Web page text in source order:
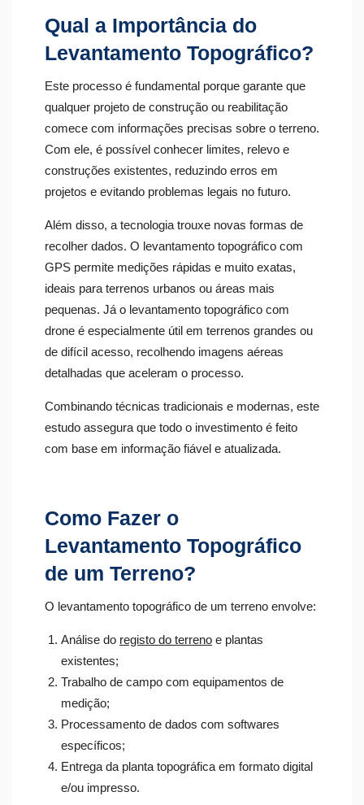
Qual a Importância do
Levantamento Topográfico?
Este processo é fundamental porque garante que
qualquer projeto de construção ou reabilitação
comece com informações precisas sobre o terreno.
Com ele, é possível conhecer limites, relevo e
construções existentes, reduzindo erros em
projetos e evitando problemas legais no futuro.
Além disso, a tecnologia trouxe novas formas de
recolher dados. O levantamento topográfico com
GPS permite medições rápidas e muito exatas,
ideais para terrenos urbanos ou áreas mais
pequenas. Já o levantamento topográfico com
drone é especialmente útil em terrenos grandes ou
de difícil acesso, recolhendo imagens aéreas
detalhadas que aceleram o processo.
Combinando técnicas tradicionais e modernas, este
estudo assegura que todo o investimento é feito
com base em informação fiável e atualizada.
Como Fazer o
Levantamento Topográfico
de um Terreno?
O levantamento topográfico de um terreno envolve:
Análise do registo do terreno e plantas
existentes;
Trabalho de campo com equipamentos de
medição;
Processamento de dados com softwares
específicos;
Entrega da planta topográfica em formato digital
e/ou impresso.